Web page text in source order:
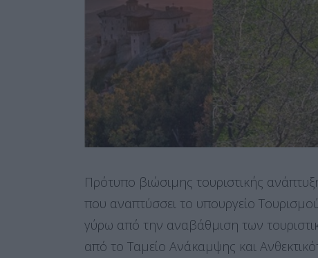
Πρότυπο βιώσιμης τουριστικής
που αναπτύσσει το υπουργείο
γύρω από την αναβάθμιση των
από το Ταμείο Ανάκαμψης και